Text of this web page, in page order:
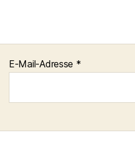
E-Mail-Adresse *